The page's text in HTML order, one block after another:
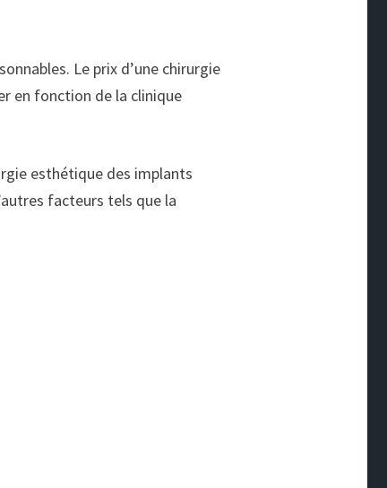
Le prix d’une chirurgie
en fonction de la clinique
esthétique des implants
facteurs tels que la